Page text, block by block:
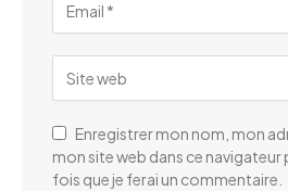
Enregistrer mon nom, mon
mon site web dans ce navigateur
fois que je ferai un commentaire.